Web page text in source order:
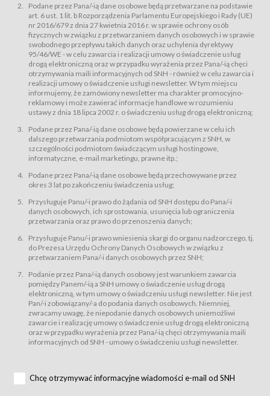
Sklep – sklep internetowy prowadzony przez Usługodawcę w Serwisie;
Regulamin – niniejszy regulamin.
§ 2
Postanowienia ogólne
Regulamin określa zasady:
świadczenia Usługobiorcom Usług przez Usługodawcę, z
zastrzeżeniem usług, o których mowa w ust. 2 pkt. 4 i 5 poniżej, których
zasady świadczenia precyzują odrębne regulaminy,
przetwarzania przez Usługodawcę danych osobowych Usługobiorców
będących osobami fizycznymi.
świadczy Usługi drogą elektroniczną w rozumieniu ustawy z dnia 18 lipca
2002 r. o świadczeniu usług drogą elektroniczną (Dz.U. z 2002 r., Nr 144, poz.
1204, z późń. zm.). Usługi świadczone są nieodpłatnie.
usługę przeglądania i odczytywania przez Usługobiorców materiałów
zamieszczanych w Serwisie,
usługę utrzymywania konta użytkownika w Serwisie,
usługę newsletter,
usługę zawierania na odległość umów nabycia Karnetów i Biletów,
usługę zawierania na odległość umów sprzedaży w Sklepie.
dnia 18 lipca 2002 r. o świadczeniu usług drogą elektroniczną (Dz.U. z 2002
r., Nr 144, poz. 1204, z późń. zm.). Usługi świadczone są nieodpłatnie.
Na zasadach określonych w Regulaminie dostęp do Serwisu jest otwarty dla
Usługobiorca przed rozpoczęciem korzystania z Serwisu jest zobowiązany
zapoznać się z Regulaminem. Założenie konta w Serwisie oraz zamówienie
usługi newsletter za pośrednictwem przeznaczonego do tego formularza
zamieszczonego na stronach Serwisu dostępnych dla wszystkich
Usługobiorców wymaga akceptacji postanowień Regulaminu.
Usługobiorca zobowiązany jest do przestrzegania postanowień Regulaminu
od chwili rozpoczęcia korzystania z Serwisu.
Regulamin jest udostępniony Usługobiorcom nieodpłatnie za
Warunki techniczne korzystania z Usług
Podane przez Pana/-ią dane osobowe będą przetwarzane na podstawie
art. 6 ust. 1 lit. b Rozporządzenia Parlamentu Europejskiego i Rady (UE)
nr 2016/679 z dnia 27 kwietnia 2016 r. w sprawie ochrony osób
fizycznych w związku z przetwarzaniem danych osobowych i w sprawie
swobodnego przepływu takich danych oraz uchylenia dyrektywy
95/46/WE - w celu zawarcia i realizacji umowy o świadczenie usług
drogą elektroniczną oraz w przypadku wyrażenia przez Pana/-ią chęci
otrzymywania maili informacyjnych od SNH - również w celu zawarcia i
realizacji umowy o świadczenie usługi newsletter. W tym miejscu
informujemy, że zamówiony newsletter ma charakter promocyjno-
reklamowy i może zawierać informacje handlowe w rozumieniu
ustawy z dnia 18 lipca 2002 r. o świadczeniu usług drogą elektroniczną;
Podane przez Pana/-ią dane osobowe będą powierzane w celu ich
dalszego przetwarzania podmiotom współpracującym z SNH, w
szczególności podmiotom świadczącym usługi hostingowe,
informatyczne, e-mail marketingu, prawne itp.;
Podane przez Pana/-ią dane osobowe będą przechowywane przez
okres 3 lat po zakończeniu świadczenia usług;
Przysługuje Panu/-i prawo do żądania od SNH dostępu do Pana/-i
danych osobowych, ich sprostowania, usunięcia lub ograniczenia
przetwarzania oraz prawo do przenoszenia danych;
Przysługuje Panu/-i prawo wniesienia skargi do organu nadzorczego, tj.
do Prezesa Urzędu Ochrony Danych Osobowych w związku z
przetwarzaniem Pana/-i danych osobowych przez SNH;
Podanie przez Pana/-ią danych osobowy jest warunkiem zawarcia
pomiędzy Panem/-ią a SNH umowy o świadczenie usług drogą
elektroniczną, w tym umowy o świadczeniu usługi newsletter. Nie jest
Pan/-i zobowiązany/-a do podania danych osobowych. Niemniej,
zwracamy uwagę, że niepodanie danych osobowych uniemożliwi
zawarcie i realizację umowy o świadczenie usług drogą elektroniczną
oraz w przypadku wyrażenia przez Pana/-ią chęci otrzymywania maili
informacyjnych od SNH - umowy o świadczeniu usługi newsletter.
Chcę otrzymywać informacyjne wiadomości e-mail od SNH